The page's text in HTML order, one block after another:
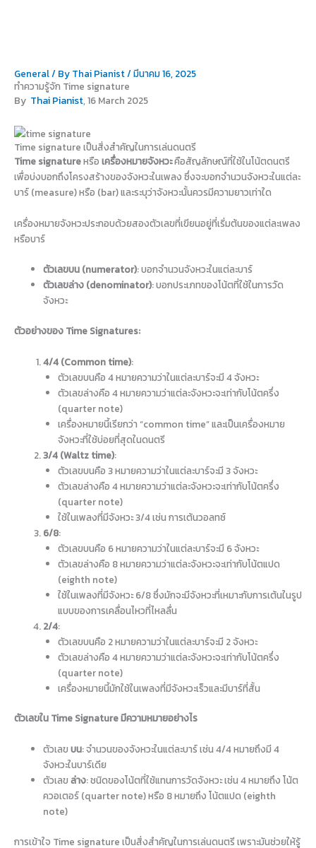
General/ By Thai Pianist/มีนาคม 16, 2025
ทำความรู้จัก Time signature
By Thai Pianist, 16 March 2025
Time signature เป็นสิ่งสำคัญในการเล่นดนตรี
Time signatureหรือ เครื่องหมายจังหวะคือสัญลักษณ์ที่ใช้ในโน้ตดนตรี
เพื่อบ่งบอกถึงโครงสร้างของจังหวะในเพลง ซึ่งจะบอกจำนวนจังหวะในแต่ละ
บาร์ (measure) หรือ (bar) และระบุว่าจังหวะนั้นควรมีความยาวเท่าใด
เครื่องหมายจังหวะประกอบด้วยสองตัวเลขที่เขียนอยู่ที่เริ่มต้นของแต่ละเพลง
หรือบาร์
ตัวเลขบน (numerator): บอกจำนวนจังหวะในแต่ละบาร์
ตัวเลขล่าง (denominator): บอกประเภทของโน้ตที่ใช้ในการวัด
จังหวะ
ตัวอย่างของ Time Signatures:
4/4 (Common time):
ตัวเลขบนคือ 4 หมายความว่าในแต่ละบาร์จะมี 4 จังหวะ
ตัวเลขล่างคือ 4 หมายความว่าแต่ละจังหวะจะเท่ากับโน้ตครึ่ง
(quarter note)
เครื่องหมายนี้เรียกว่า “common time” และเป็นเครื่องหมาย
จังหวะที่ใช้บ่อยที่สุดในดนตรี
3/4 (Waltz time):
ตัวเลขบนคือ 3 หมายความว่าในแต่ละบาร์จะมี 3 จังหวะ
ตัวเลขล่างคือ 4 หมายความว่าแต่ละจังหวะจะเท่ากับโน้ตครึ่ง
(quarter note)
ใช้ในเพลงที่มีจังหวะ 3/4 เช่น การเต้นวอลทซ์
6/8:
ตัวเลขบนคือ 6 หมายความว่าในแต่ละบาร์จะมี 6 จังหวะ
ตัวเลขล่างคือ 8 หมายความว่าแต่ละจังหวะจะเท่ากับโน้ตแปด
(eighth note)
ใช้ในเพลงที่มีจังหวะ 6/8 ซึ่งมักจะมีจังหวะที่เหมาะกับการเต้นในรูป
แบบของการเคลื่อนไหวที่ไหลลื่น
2/4:
ตัวเลขบนคือ 2 หมายความว่าในแต่ละบาร์จะมี 2 จังหวะ
ตัวเลขล่างคือ 4 หมายความว่าแต่ละจังหวะจะเท่ากับโน้ตครึ่ง
(quarter note)
เครื่องหมายนี้มักใช้ในเพลงที่มีจังหวะเร็วและมีบาร์ที่สั้น
ตัวเลขใน Time Signature มีความหมายอย่างไร
ตัวเลขบน: จำนวนของจังหวะในแต่ละบาร์ เช่น 4/4 หมายถึงมี 4
จังหวะในบาร์เดีย
ตัวเลขล่าง: ชนิดของโน้ตที่ใช้แทนการวัดจังหวะ เช่น 4 หมายถึง โน้ต
ควอเตอร์ (quarter note) หรือ 8 หมายถึง โน้ตแปด (eighth
note)
การเข้าใจ Time signature เป็นสิ่งสำคัญในการเล่นดนตรี เพราะมันช่วยให้รู้